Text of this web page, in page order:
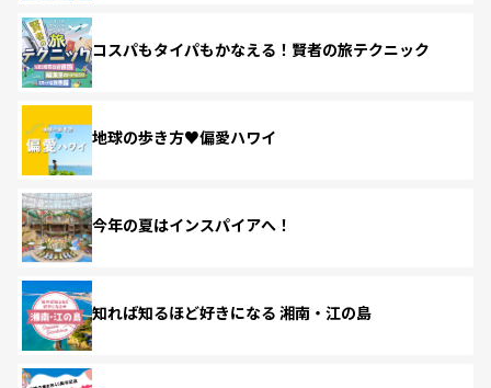
コスパもタイパもかなえる！賢者の旅テクニック
地球の歩き方♥偏愛ハワイ
今年の夏はインスパイアへ！
知れば知るほど好きになる 湘南・江の島